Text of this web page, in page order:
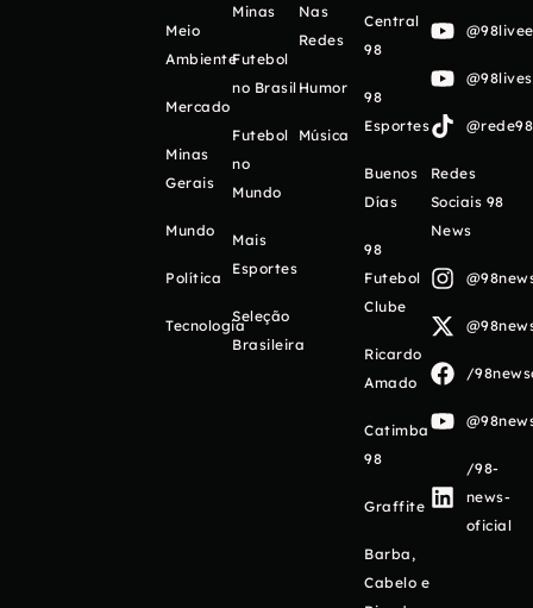
Meio
Ambiente
Mercado
Minas
Gerais
Mundo
Política
Tecnologia
Minas
Futebol
no Brasil
Futebol
no
Mundo
Mais
Esportes
Seleção
Brasileira
Nas
Redes
Humor
Música
Central
98
98
Esportes
Buenos
Días
98
Futebol
Clube
Ricardo
Amado
Catimba
98
Graffite
Barba,
Cabelo e
Redes
Sociais 98
News
/
/98-
news-
oficial